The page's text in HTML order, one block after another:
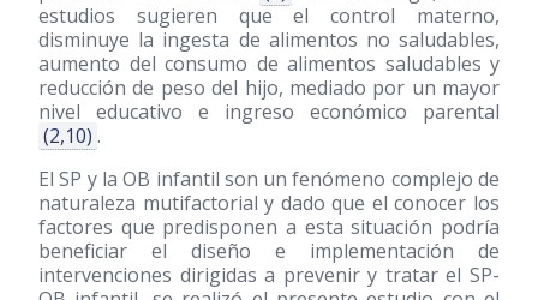
estudios sugieren que el control materno,
disminuye la ingesta de alimentos no saludables,
aumento del consumo de alimentos saludables y
reducción de peso del hijo, mediado por un mayor
nivel educativo e ingreso económico parental
(2,10) .
El SP y la OB infantil son un fenómeno complejo de
naturaleza mutifactorial y dado que el conocer los
factores que predisponen a esta situación podría
beneficiar el diseño e implementación de
intervenciones dirigidas a prevenir y tratar el SP-